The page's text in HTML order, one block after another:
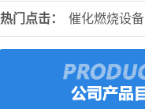
热门点击： 催化燃烧设备